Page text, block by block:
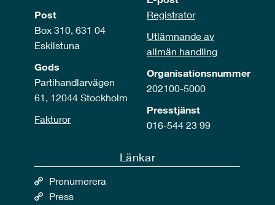
Post
Box 310, 631 04
Eskilstuna
Gods
Partihandlarvägen
61, 12044 Stockholm
Fakturor
Registrator
Utlämnande av
allmän handling
Organisationsnummer
202100-5000
Presstjänst
016-544 23 99
Länkar
Prenumerera
Press